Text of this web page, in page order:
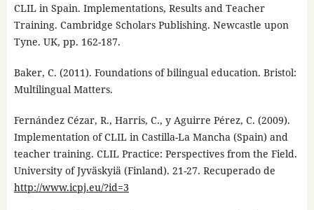
CLIL in Spain. Implementations, Results and Teacher
Training. Cambridge Scholars Publishing. Newcastle upon
Tyne. UK, pp. 162-187.
Baker, C. (2011). Foundations of bilingual education. Bristol:
Multilingual Matters.
Fernández Cézar, R., Harris, C., y Aguirre Pérez, C. (2009).
Implementation of CLIL in Castilla-La Mancha (Spain) and
teacher training. CLIL Practice: Perspectives from the Field.
University of Jyväskyiä (Finland). 21-27. Recuperado de
http://www.icpj.eu/?id=3